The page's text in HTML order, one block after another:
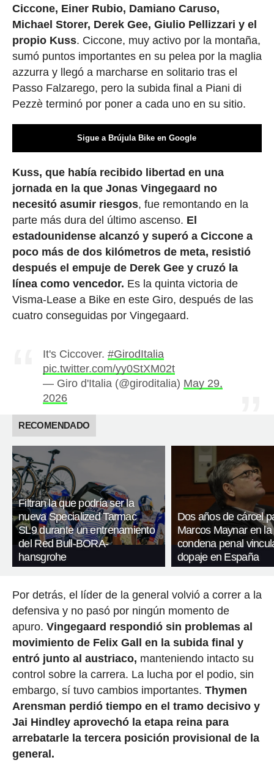
Ciccone, Einer Rubio, Damiano Caruso,
Michael Storer, Derek Gee, Giulio Pellizzari y el
propio Kuss. Ciccone, muy activo por la montaña,
sumó puntos importantes en su pelea por la maglia
azzurra y llegó a marcharse en solitario tras el
Passo Falzarego, pero la subida final a Piani di
Pezzè terminó por poner a cada uno en su sitio.
Sigue a Brújula Bike en Google
Kuss, que había recibido libertad en una
jornada en la que Jonas Vingegaard no
necesitó asumir riesgos, fue remontando en la
parte más dura del último ascenso. El
estadounidense alcanzó y superó a Ciccone a
poco más de dos kilómetros de meta, resistió
después el empuje de Derek Gee y cruzó la
línea como vencedor. Es la quinta victoria de
Visma-Lease a Bike en este Giro, después de las
cuatro conseguidas por Vingegaard.
It's Ciccover. #GirodItalia
pic.twitter.com/yy0StXM02t
— Giro d'Italia (@giroditalia) May 29,
2026
RECOMENDADO
Filtran la que podría ser la
nueva Specialized Tarmac
SL9 durante un entrenamiento
del Red Bull-BORA-
hansgrohe
Dos años de cárcel
Marcos Maynar en
condena penal
dopaje en España
Por detrás, el líder de la general volvió a correr a la
defensiva y no pasó por ningún momento de
apuro. Vingegaard respondió sin problemas al
movimiento de Felix Gall en la subida final y
entró junto al austriaco, manteniendo intacto su
control sobre la carrera. La lucha por el podio, sin
embargo, sí tuvo cambios importantes. Thymen
Arensman perdió tiempo en el tramo decisivo y
Jai Hindley aprovechó la etapa reina para
arrebatarle la tercera posición provisional de la
general.